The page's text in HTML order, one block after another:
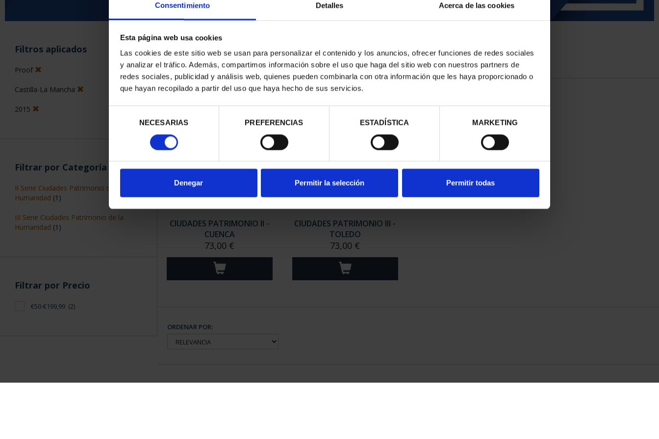
Consentimiento Detalles Acerca de las cookies
Esta página web usa cookies
Las cookies de este sitio web se usan para personalizar el contenido y los anuncios, ofrecer funciones de redes sociales
y analizar el tráfico. Además, compartimos información sobre el uso que haga del sitio web con nuestros partners de
redes sociales, publicidad y análisis web, quienes pueden combinarla con otra información que les haya proporcionado o
que hayan recopilado a partir del uso que haya hecho de sus servicios.
consentimiento
NECESARIAS PREFERENCIAS ESTADÍSTICA MARKETING
Denegar Permitir la selección Permitir todas
Filtros aplicados
Proof
Castilla-La Mancha
2015
Filtrar por Categoría
II Serie Ciudades Patrimonio de la
Humanidad (1)
III Serie Ciudades Patrimonio de la
Humanidad (1)
Filtrar por Precio
€50-€199,99 (2)
ORDENAR POR:
2 Productos encontrados
CIUDADES PATRIMONIO II -
CUENCA
73,00 €
CIUDADES PATRIMONIO III -
TOLEDO
73,00 €
ORDENAR POR: